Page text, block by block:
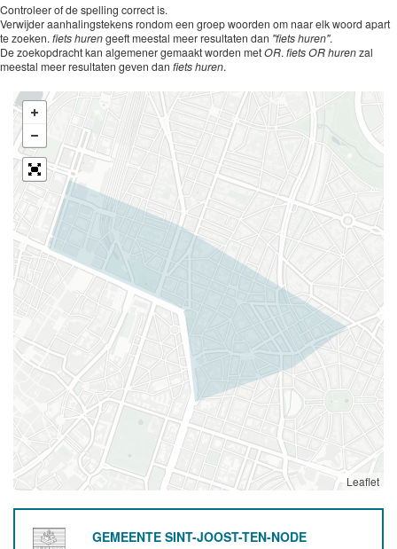
Controleer of de spelling correct is.
Verwijder aanhalingstekens rondom een groep woorden om naar elk woord apart
te zoeken. fiets hurengeeft meestal meer resultaten dan "fiets huren".
De zoekopdracht kan algemener gemaakt worden metOR. fiets OR hurenzal
meestal meer resultaten geven dan fiets huren.
Leaflet
GEMEENTE SINT-JOOST-TEN-NODE